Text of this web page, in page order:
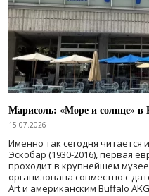
Марисоль: «Море и солнце» в
15.07.2026
Именно так сегодня
Эскобар (1930-2016), первая
проходит в крупнейшем
организована совместно с
Art и американским Buffalo